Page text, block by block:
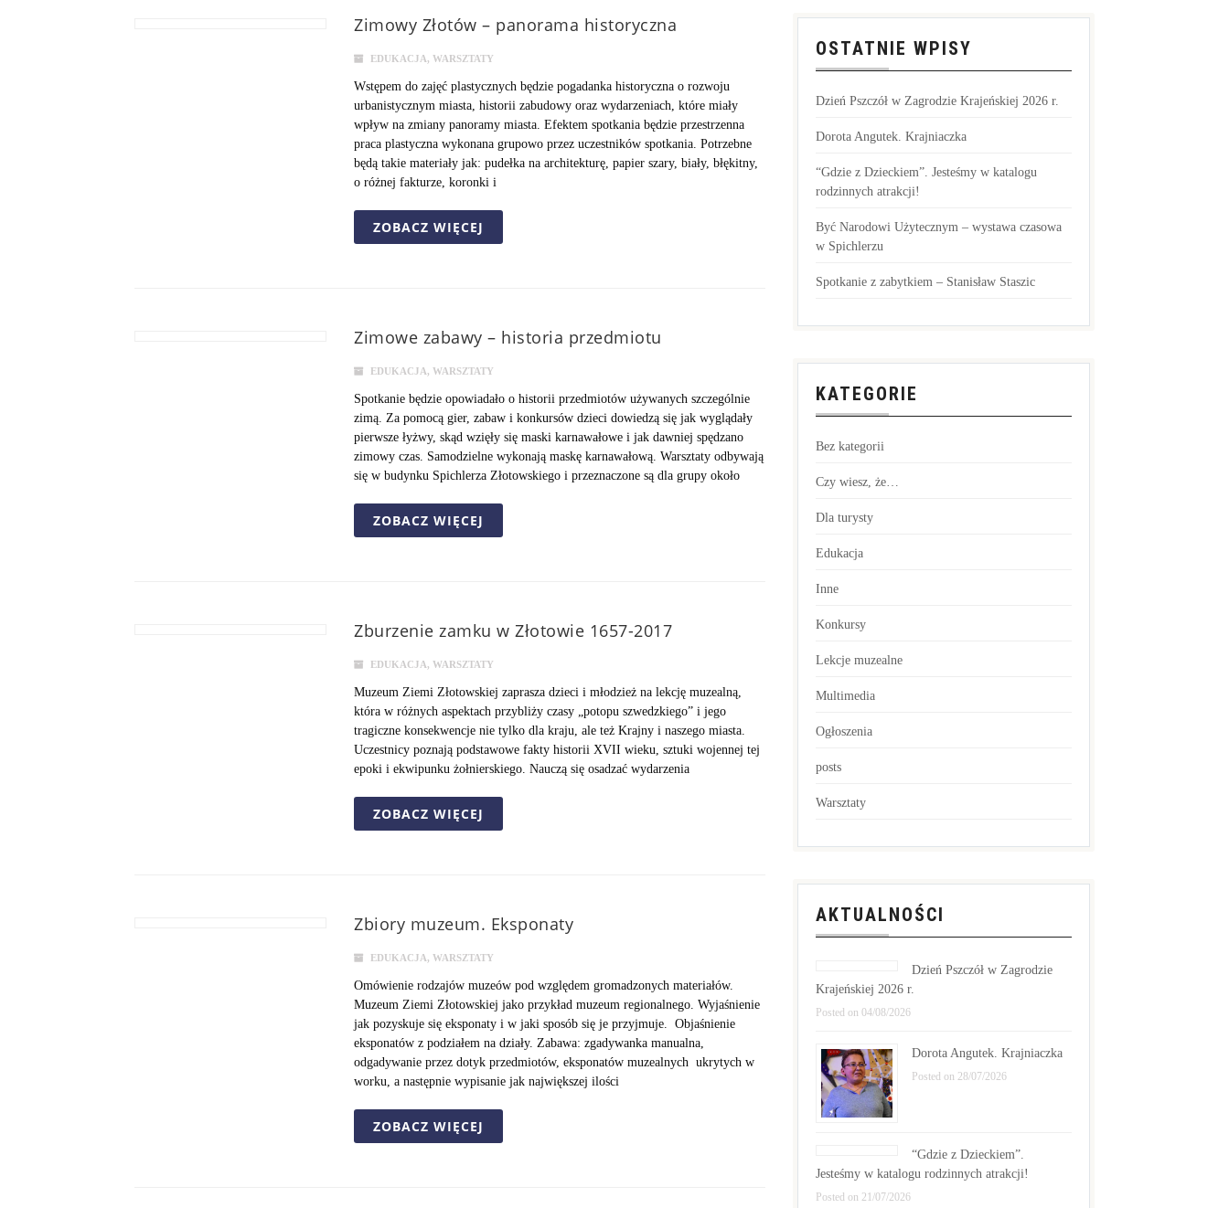
Zimowy Złotów – panorama historyczna
EDUKACJA, WARSZTATY
Wstępem do zajęć plastycznych będzie pogadanka historyczna o rozwoju
urbanistycznym miasta, historii zabudowy oraz wydarzeniach, które miały
wpływ na zmiany panoramy miasta. Efektem spotkania będzie przestrzenna
praca plastyczna wykonana grupowo przez uczestników spotkania. Potrzebne
będą takie materiały jak: pudełka na architekturę, papier szary, biały, błękitny,
o różnej fakturze, koronki i
ZOBACZ WIĘCEJ
Zimowe zabawy – historia przedmiotu
EDUKACJA, WARSZTATY
Spotkanie będzie opowiadało o historii przedmiotów używanych szczególnie
zimą. Za pomocą gier, zabaw i konkursów dzieci dowiedzą się jak wyglądały
pierwsze łyżwy, skąd wzięły się maski karnawałowe i jak dawniej spędzano
zimowy czas. Samodzielne wykonają maskę karnawałową. Warsztaty odbywają
się w budynku Spichlerza Złotowskiego i przeznaczone są dla grupy około
ZOBACZ WIĘCEJ
Zburzenie zamku w Złotowie 1657-2017
EDUKACJA, WARSZTATY
Muzeum Ziemi Złotowskiej zaprasza dzieci i młodzież na lekcję muzealną,
która w różnych aspektach przybliży czasy „potopu szwedzkiego” i jego
tragiczne konsekwencje nie tylko dla kraju, ale też Krajny i naszego miasta.
Uczestnicy poznają podstawowe fakty historii XVII wieku, sztuki wojennej tej
epoki i ekwipunku żołnierskiego. Nauczą się osadzać wydarzenia
ZOBACZ WIĘCEJ
Zbiory muzeum. Eksponaty
EDUKACJA, WARSZTATY
Omówienie rodzajów muzeów pod względem gromadzonych materiałów.
Muzeum Ziemi Złotowskiej jako przykład muzeum regionalnego. Wyjaśnienie
jak pozyskuje się eksponaty i w jaki sposób się je przyjmuje. Objaśnienie
eksponatów z podziałem na działy. Zabawa: zgadywanka manualna,
odgadywanie przez dotyk przedmiotów, eksponatów muzealnych ukrytych w
worku, a następnie wypisanie jak największej ilości
ZOBACZ WIĘCEJ
OSTATNIE WPISY
Dzień Pszczół w Zagrodzie Krajeńskiej 2026 r.
Dorota Angutek. Krajniaczka
“Gdzie z Dzieckiem”. Jesteśmy w katalogu
rodzinnych atrakcji!
Być Narodowi Użytecznym – wystawa czasowa
w Spichlerzu
Spotkanie z zabytkiem – Stanisław Staszic
KATEGORIE
Bez kategorii
Czy wiesz, że…
Dla turysty
Edukacja
Inne
Konkursy
Lekcje muzealne
Multimedia
Ogłoszenia
posts
Warsztaty
AKTUALNOŚCI
Dzień Pszczół w Zagrodzie
Krajeńskiej 2026 r.
Posted on 04/08/2026
Dorota Angutek. Krajniaczka
Posted on 28/07/2026
“Gdzie z Dzieckiem”.
Jesteśmy w katalogu rodzinnych atrakcji!
Posted on 21/07/2026